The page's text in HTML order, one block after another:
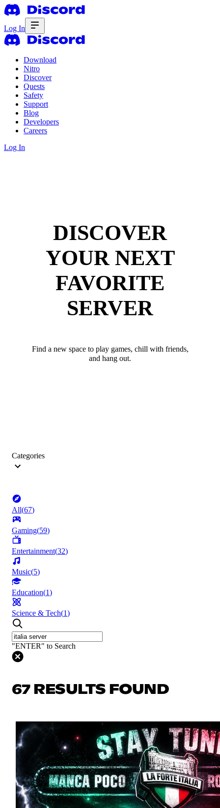
Log In
Download
Nitro
Discover
Quests
Safety
Support
Blog
Developers
Careers
Log In
DISCOVER
YOUR NEXT
FAVORITE
SERVER
Find a new space to play games, chill with friends,
and hang out.
Categories
All(67)
Gaming(59)
Entertainment(32)
Music(5)
Education(1)
Science & Tech(1)
"ENTER" to Search
67 RESULTS FOUND